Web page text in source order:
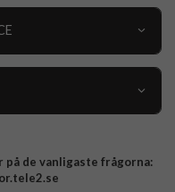
de vanligaste frågorna: